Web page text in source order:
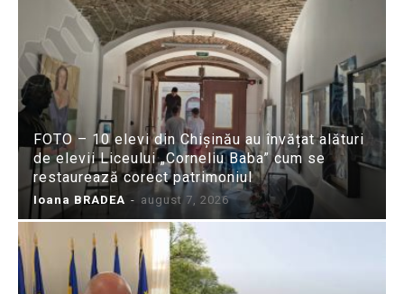
FOTO – 10 elevi din Chișinău au învățat alături
de elevii Liceului „Corneliu Baba” cum se
restaurează corect patrimoniul
Ioana BRADEA - august 7, 2026